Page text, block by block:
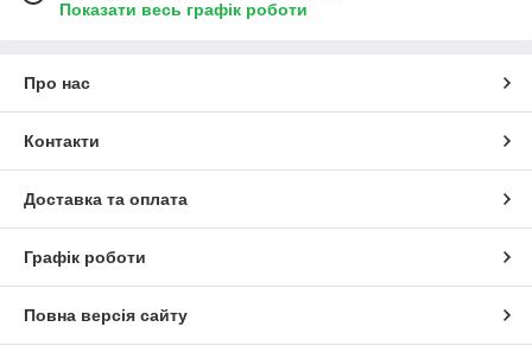
Показати весь графік роботи
Про нас
Контакти
Доставка та оплата
Графік роботи
Повна версія сайту